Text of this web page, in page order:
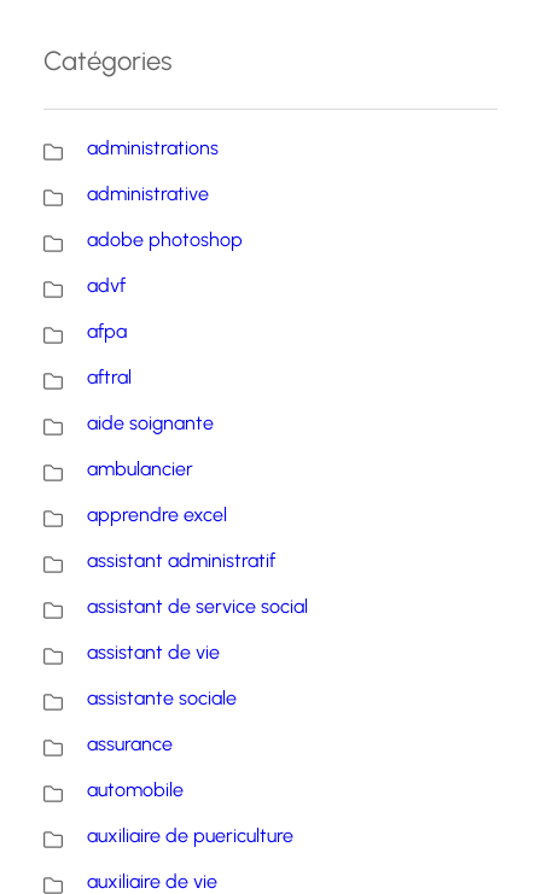
Catégories
administrations
administrative
adobe photoshop
advf
afpa
aftral
aide soignante
ambulancier
apprendre excel
assistant administratif
assistant de service social
assistant de vie
assistante sociale
assurance
automobile
auxiliaire de puericulture
auxiliaire de vie